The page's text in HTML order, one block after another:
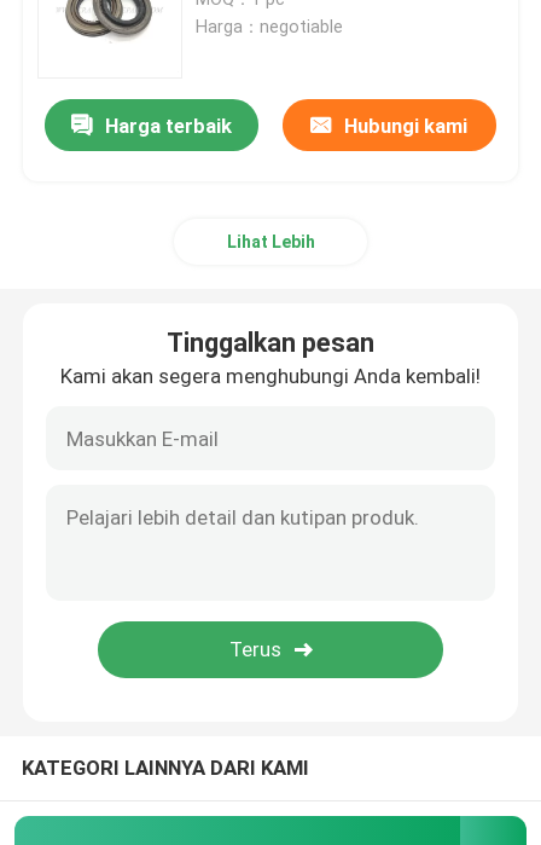
Suku Cadang Undercarriage Derek
Suku Cadang Kabin Derek
Bagian Boom Derek
Lampu Derek
Tali Kawat Derek
Harga：negotiable
Harga terbaik Hubungi kami
Lihat Lebih
Tinggalkan pesan
Kami akan segera menghubungi Anda kembali!
KATEGORI LAINNYA DARI KAMI